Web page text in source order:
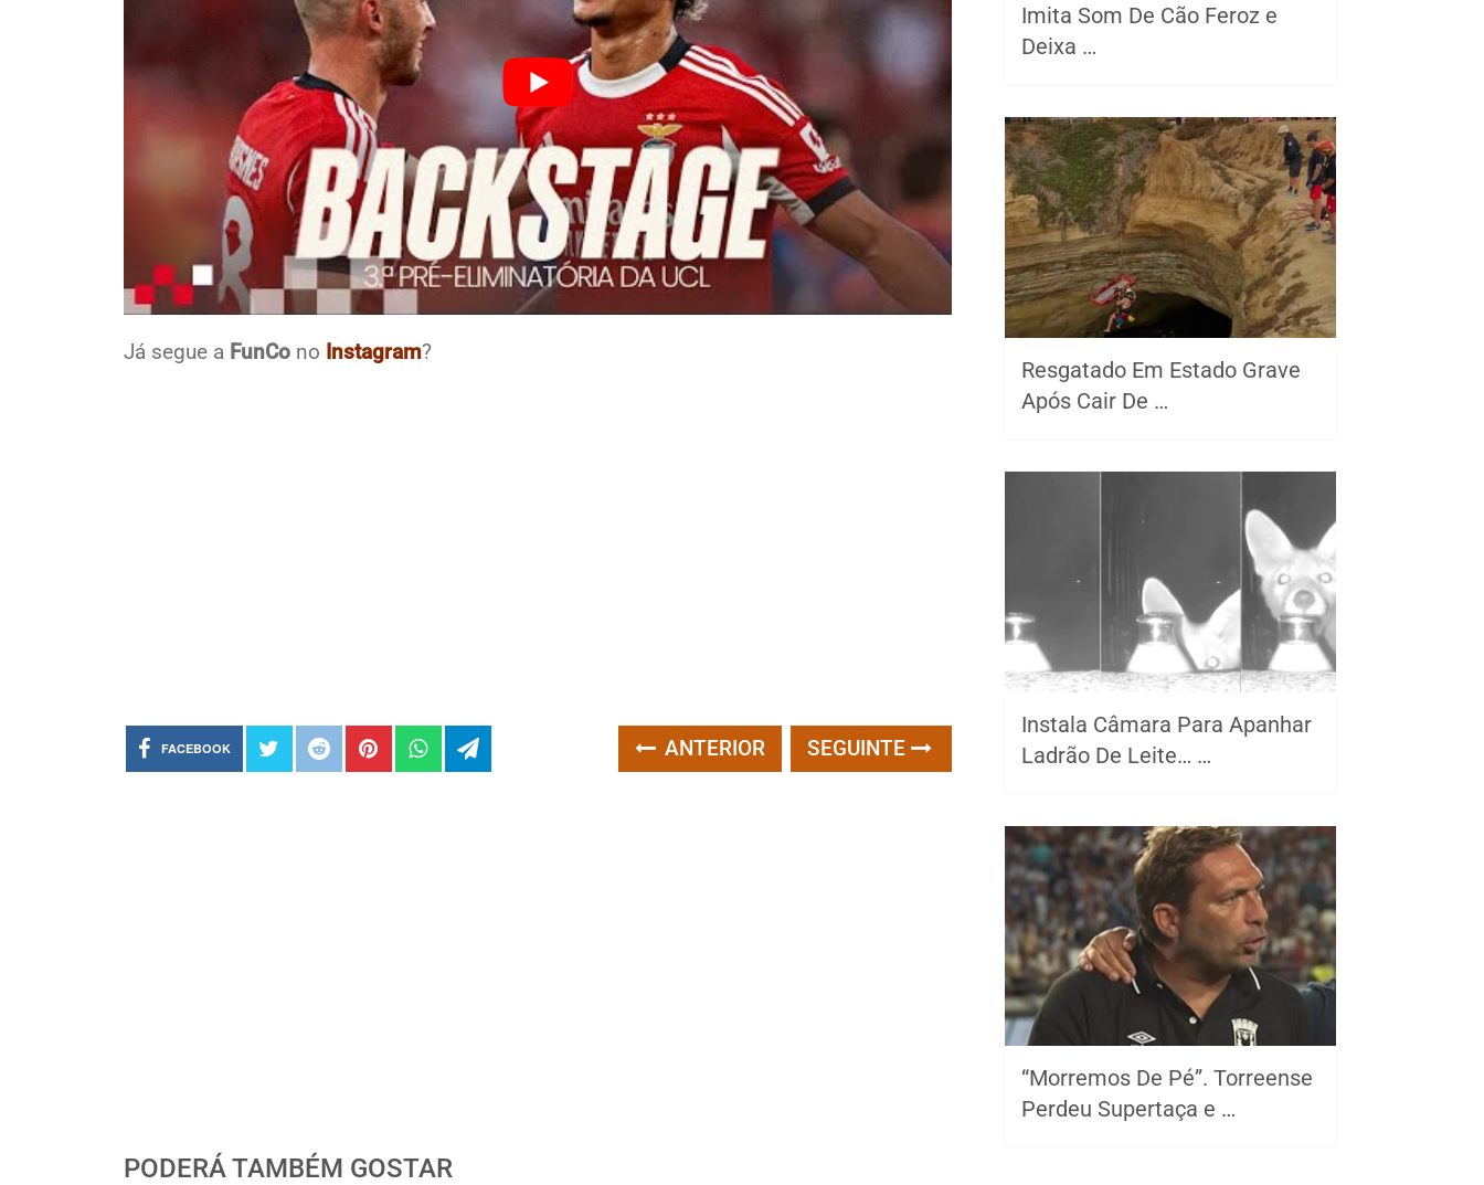
Já segue a FunCo no Instagram?
FACEBOOK ANTERIOR SEGUINTE
PODERÁ TAMBÉM GOSTAR
Imita Som De Cão Feroz e
Deixa …
Resgatado Em Estado Grave
Após Cair De …
Instala Câmara Para Apanhar
Ladrão De Leite… …
“Morremos De Pé”. Torreense
Perdeu Supertaça e …